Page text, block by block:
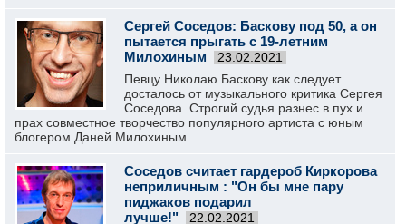
Сергей Соседов: Баскову под 50, а он
пытается прыгать с 19-летним
Милохиным
23.02.2021
Певцу Николаю Баскову как следует
досталось от музыкального критика Сергея
Соседова. Строгий судья разнес в пух и
прах совместное творчество популярного артиста с юным
блогером Даней Милохиным.
Соседов считает гардероб Киркорова
неприличным : "Он бы мне пару
пиджаков подарил
лучше!"
22.02.2021